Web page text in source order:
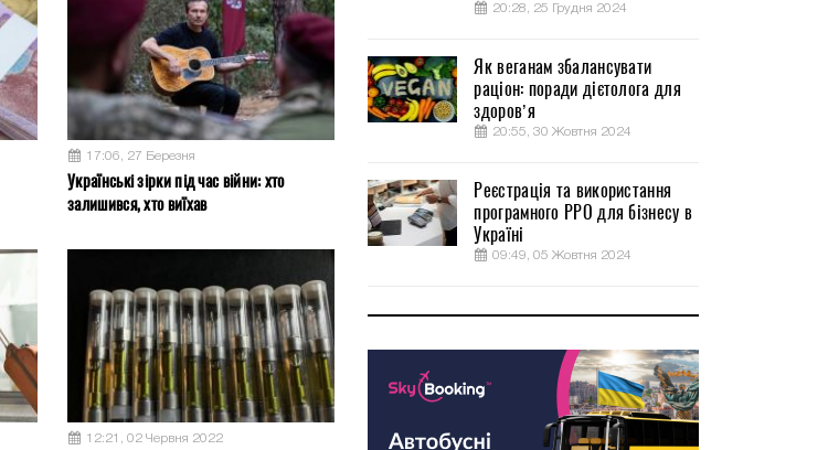
17:06, 27 Березня
Українські зірки під час війни: хто
залишився, хто виїхав
12:21, 02 Червня 2022
20:28, 25 Грудня 2024
Як веганам збалансувати
раціон: поради дієтолога для
здоров’я
20:55, 30 Жовтня 2024
Реєстрація та використання
програмного РРО для бізнесу в
Україні
09:49, 05 Жовтня 2024